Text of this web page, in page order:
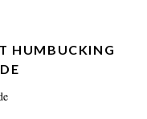
HUMBUCKING